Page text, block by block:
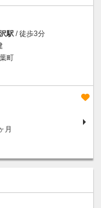
駅 / 徒歩3分
町
月